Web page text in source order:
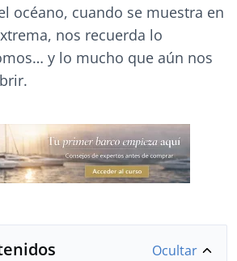
océano, cuando se muestra en
nos recuerda lo
y lo mucho que aún nos
Ocultar